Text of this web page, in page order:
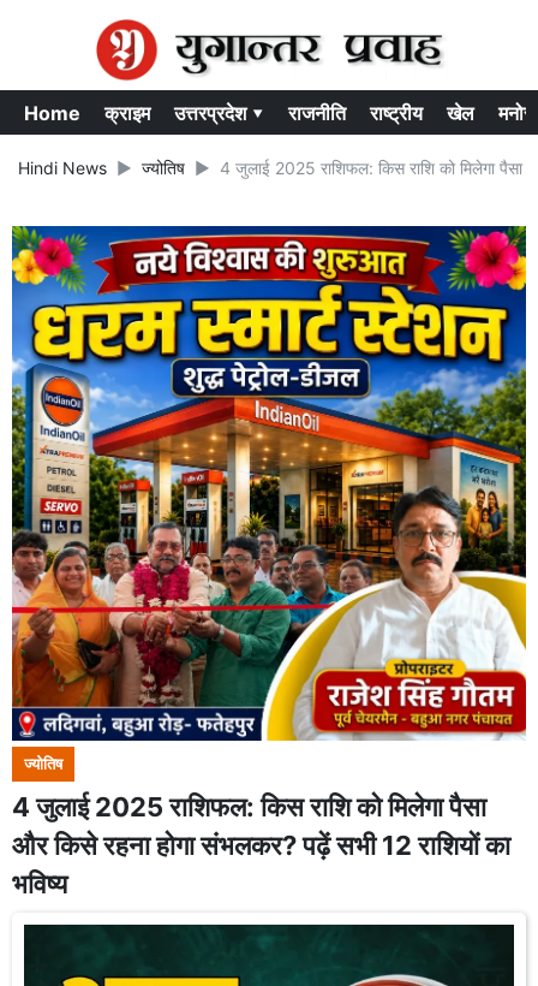
Home क्राइम उत्तरप्रदेश ▾ राजनीति राष्ट्रीय खेल
Hindi News ज्योतिष 4 जुलाई 2025 राशिफल: किस राशि को मिलेगा पैसा
ज्योतिष
4 जुलाई 2025 राशिफल: किस राशि को मिलेगा पैसा
और किसे रहना होगा संभलकर? पढ़ें सभी 12 राशियों का
भविष्य